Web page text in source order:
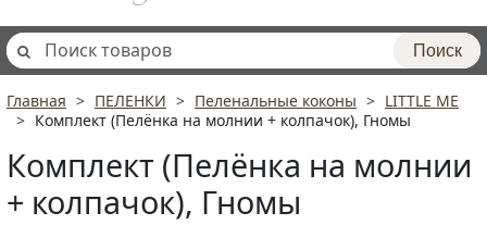
Регистрация
Поиск
Главная ПЕЛЕНКИ Пеленальные коконы
LITTLE ME
Комплект (Пелёнка на молнии + колпачок), Гномы
Комплект (Пелёнка на молнии
+ колпачок), Гномы